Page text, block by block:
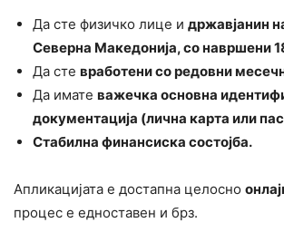
Да сте физичко лице и државјанин
Северна Македонија, со навршени
Да сте вработени со редовни
Да имате важечка основна
документација (лична карта или
Стабилна финансиска состојба.
Апликацијата е достапна целосно
процес е едноставен и брз.